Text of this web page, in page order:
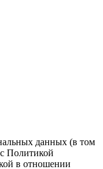
данных (в том
Политикой
в отношении